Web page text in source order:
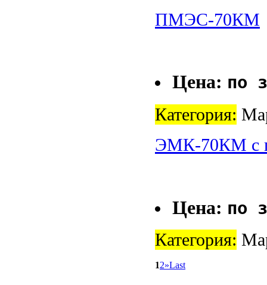
ПМЭС-70КМ
Цена: по
Категория:
ЭМК-70КМ с
Цена: по
Категория:
12»Last